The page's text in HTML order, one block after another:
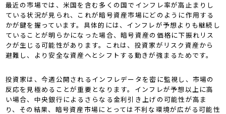
最近の市場では、米国を含む多くの国でインフレ率が高止まりし
ている状況が見られ、これが暗号資産市場にどのように作用する
かが鍵を握っています。具体的には、インフレが予想よりも継続し
ていることが明らかになった場合、暗号資産の価格に下振れリス
クが生じる可能性があります。これは、投資家がリスク資産から
避難し、より安全な資産へとシフトする動きが強まるためです。
投資家は、今週公開されるインフレデータを密に監視し、市場の
反応を見極めることが重要となります。インフレが予想以上に高
い場合、中央銀行によるさらなる金利引き上げの可能性が高ま
り、その結果、暗号資産市場にとっては不利な環境が広がる可能性